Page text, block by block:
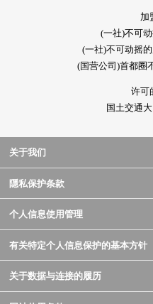
加
(一社)不可
(一社)不可动摇
(国营公司)首都圈
许可
国土交通
关于我们
隱私保护条款
个人信息使用管理
有关特定个人信息保护的基本方针
关于数据与连接的履历